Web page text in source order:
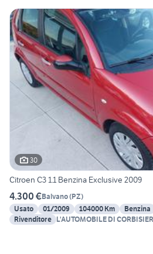
30
Citroen C3 1.1 Benzina Exclusive 2009
4.300 €Balvano(PZ)
Usato
01/2009 104000 Km Benzina
Rivenditore L'AUTOMOBILE DI